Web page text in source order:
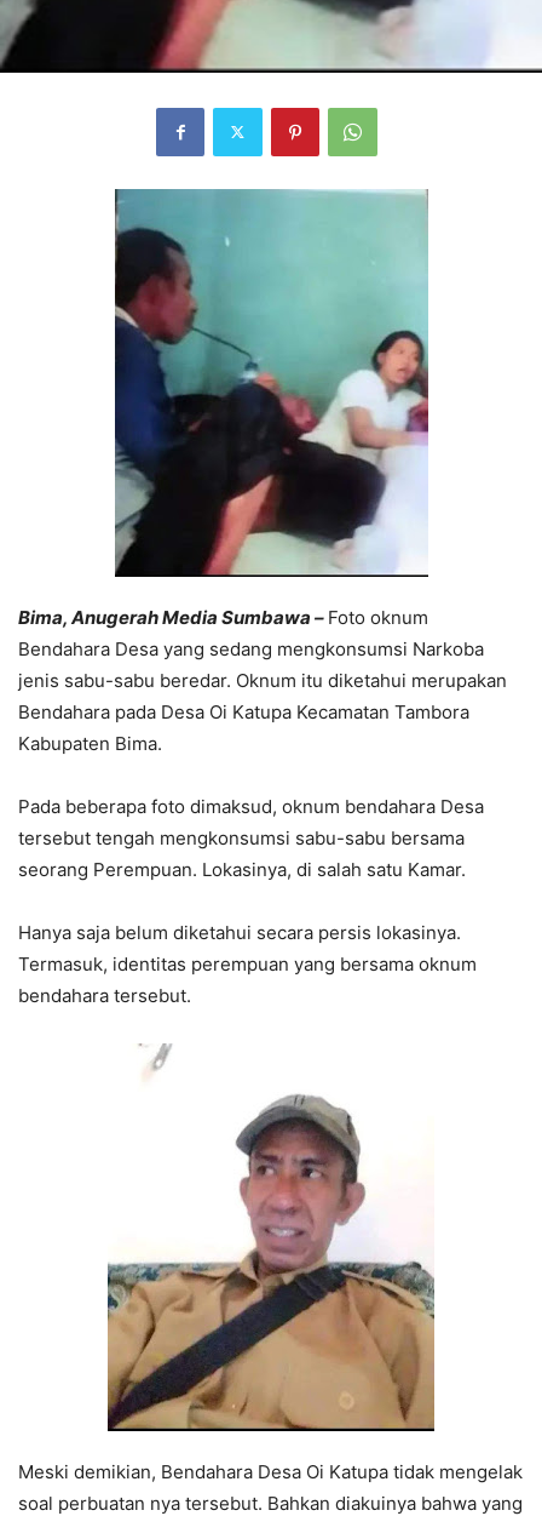
Bima, Anugerah Media Sumbawa – Foto oknum
Bendahara Desa yang sedang mengkonsumsi Narkoba
jenis sabu-sabu beredar. Oknum itu diketahui merupakan
Bendahara pada Desa Oi Katupa Kecamatan Tambora
Kabupaten Bima.
Pada beberapa foto dimaksud, oknum bendahara Desa
tersebut tengah mengkonsumsi sabu-sabu bersama
seorang Perempuan. Lokasinya, di salah satu Kamar.
Hanya saja belum diketahui secara persis lokasinya.
Termasuk, identitas perempuan yang bersama oknum
bendahara tersebut.
Meski demikian, Bendahara Desa Oi Katupa tidak mengelak
soal perbuatan nya tersebut. Bahkan diakuinya bahwa yang